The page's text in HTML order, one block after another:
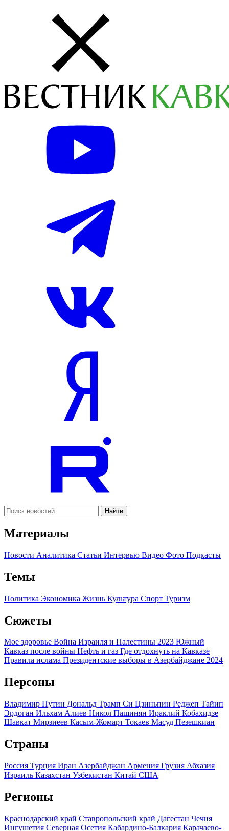
Найти
Материалы
Новости Аналитика Статьи Интервью Видео Фото Подкасты
Темы
Политика Экономика Жизнь Культура Спорт Туризм
Сюжеты
Мое здоровье Война Израиля и Палестины 2023 Южный
Кавказ после войны Нефть и газ Где отдохнуть на Кавказе
Правила ислама Президентские выборы в Азербайджане 2024
Персоны
Владимир Путин Дональд Трамп Си Цзиньпин Реджеп Тайип
Эрдоган Ильхам Алиев Никол Пашинян Ираклий Кобахидзе
Шавкат Мирзиеев Касым-Жомарт Токаев Масуд Пезешкиан
Страны
Россия Турция Иран Азербайджан Армения Грузия Абхазия
Израиль Казахстан Узбекистан Китай США
Регионы
Краснодарский край Ставропольский край Дагестан Чечня
Ингушетия Северная Осетия Кабардино-Балкария Карачаево-